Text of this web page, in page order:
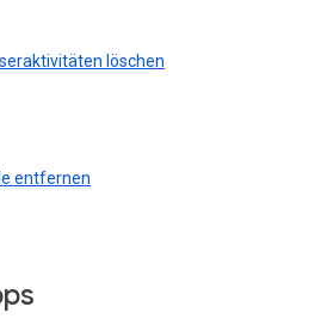
löschen
entfernen